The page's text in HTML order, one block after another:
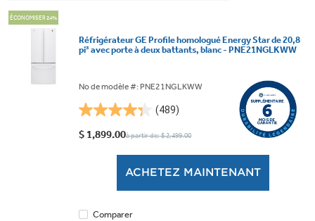
ÉCONOMISER 24%
Réfrigérateur GE Profile homologué Energy Star de 20,8
pi³ avec porte à deux battants, blanc - PNE21NGLKWW
No de modèle #: PNE21NGLKWW
(489)
4.3
étoile(s)
$ 1,899.00à partir de: $ 2,499.00
ACHETEZ MAINTENANT
Comparer